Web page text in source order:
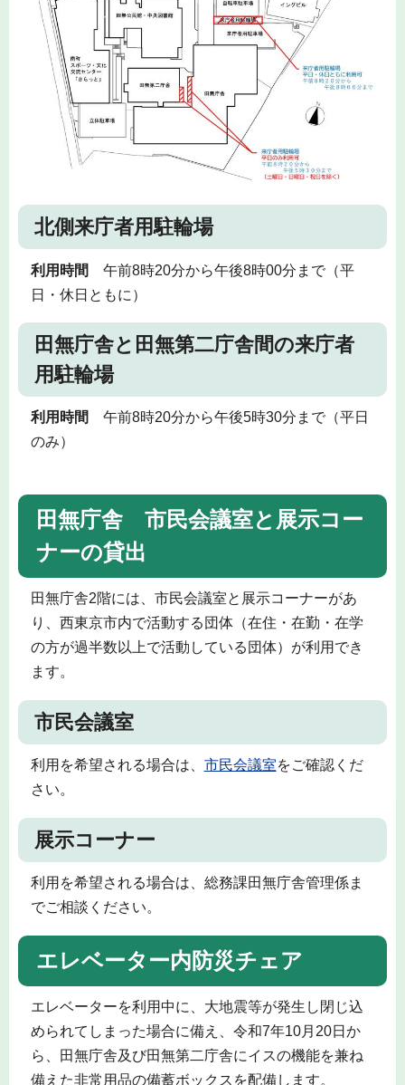
北側来庁者用駐輪場
利用時間 午前8時20分から午後8時00分まで（平
日・休日ともに）
田無庁舎と田無第二庁舎間の来庁者
用駐輪場
利用時間 午前8時20分から午後5時30分まで（平日
のみ）
田無庁舎 市民会議室と展示コー
ナーの貸出
田無庁舎2階には、市民会議室と展示コーナーがあ
り、西東京市内で活動する団体（在住・在勤・在学
の方が過半数以上で活動している団体）が利用でき
ます。
市民会議室
利用を希望される場合は、 市民会議室をご確認くだ
さい。
展示コーナー
利用を希望される場合は、総務課田無庁舎管理係ま
でご相談ください。
エレベーター内防災チェア
エレベーターを利用中に、大地震等が発生し閉じ込
められてしまった場合に備え、令和7年10月20日か
ら、田無庁舎及び田無第二庁舎にイスの機能を兼ね
備えた非常用品の備蓄ボックスを配備します。